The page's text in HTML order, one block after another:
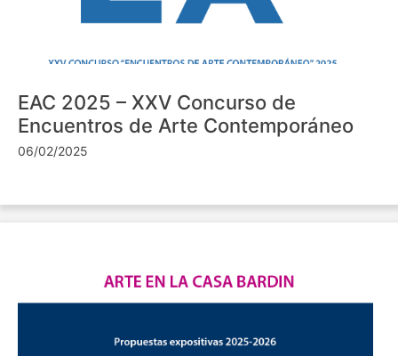
EAC 2025 – XXV Concurso de
Encuentros de Arte Contemporáneo
06/02/2025